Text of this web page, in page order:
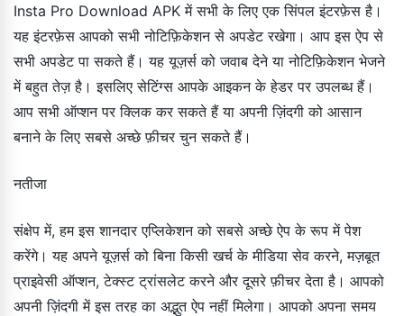
Insta Pro Download APK में सभी के लिए एक सिंपल इंटरफ़ेस है।
यह इंटरफ़ेस आपको सभी नोटिफ़िकेशन से अपडेट रखेगा। आप इस ऐप से
सभी अपडेट पा सकते हैं। यह यूज़र्स को जवाब देने या नोटिफ़िकेशन भेजने
में बहुत तेज़ है। इसलिए सेटिंग्स आपके आइकन के हेडर पर उपलब्ध हैं।
आप सभी ऑप्शन पर क्लिक कर सकते हैं या अपनी ज़िंदगी को आसान
बनाने के लिए सबसे अच्छे फ़ीचर चुन सकते हैं।
नतीजा
संक्षेप में, हम इस शानदार एप्लिकेशन को सबसे अच्छे ऐप के रूप में पेश
करेंगे। यह अपने यूज़र्स को बिना किसी खर्च के मीडिया सेव करने, मज़बूत
प्राइवेसी ऑप्शन, टेक्स्ट ट्रांसलेट करने और दूसरे फ़ीचर देता है। आपको
अपनी ज़िंदगी में इस तरह का अद्भुत ऐप नहीं मिलेगा। आपको अपना समय